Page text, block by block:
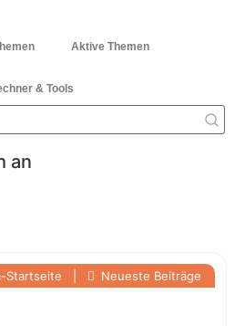
Aktive Themen
& Tools
an
Startseite Neueste Beiträge